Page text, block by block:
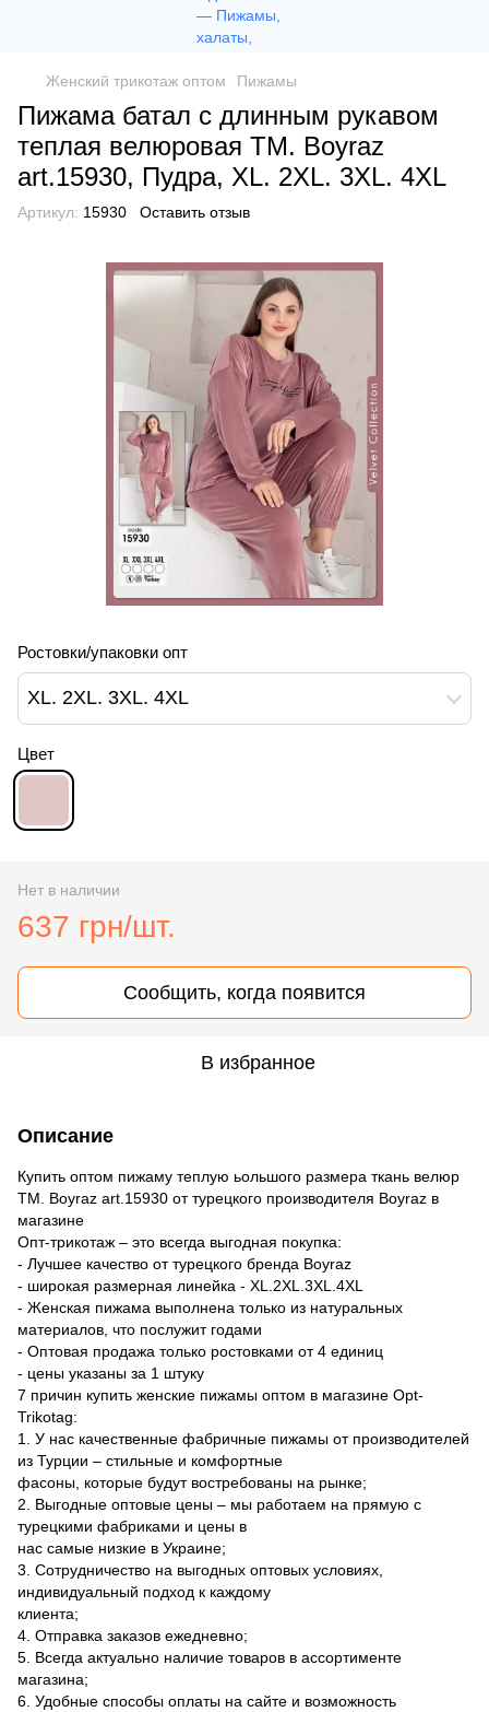
Женский трикотаж оптом Пижамы
Пижама батал с длинным рукавом
теплая велюровая ТМ. Boyraz
art.15930, Пудра, XL. 2XL. 3XL. 4XL
Артикул: 15930 Оставить отзыв
Ростовки/упаковки опт
XL. 2XL. 3XL. 4XL
Цвет
Нет в наличии
637 грн/шт.
Сообщить, когда появится
В избранное
Описание
Купить оптом пижаму теплую ьольшого размера ткань велюр
ТМ. Boyraz art.15930 от турецкого производителя Boyraz в
магазине
Опт-трикотаж – это всегда выгодная покупка:
- Лучшее качество от турецкого бренда Boyraz
- широкая размерная линейка - XL.2XL.3XL.4XL
- Женская пижама выполнена только из натуральных
материалов, что послужит годами
- Оптовая продажа только ростовками от 4 единиц
- цены указаны за 1 штуку
7 причин купить женские пижамы оптом в магазине Opt-
Trikotag:
1. У нас качественные фабричные пижамы от производителей
из Турции – стильные и комфортные
фасоны, которые будут востребованы на рынке;
2. Выгодные оптовые цены – мы работаем на прямую с
турецкими фабриками и цены в
нас самые низкие в Украине;
3. Сотрудничество на выгодных оптовых условиях,
индивидуальный подход к каждому
клиента;
4. Отправка заказов ежедневно;
5. Всегда актуально наличие товаров в ассортименте
магазина;
6. Удобные способы оплаты на сайте и возможность